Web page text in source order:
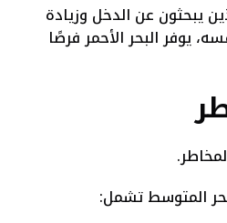
يبحثون عن الدخل وزيادة
يوفر البحر الأحمر فرصًا
المتوسط تشمل: